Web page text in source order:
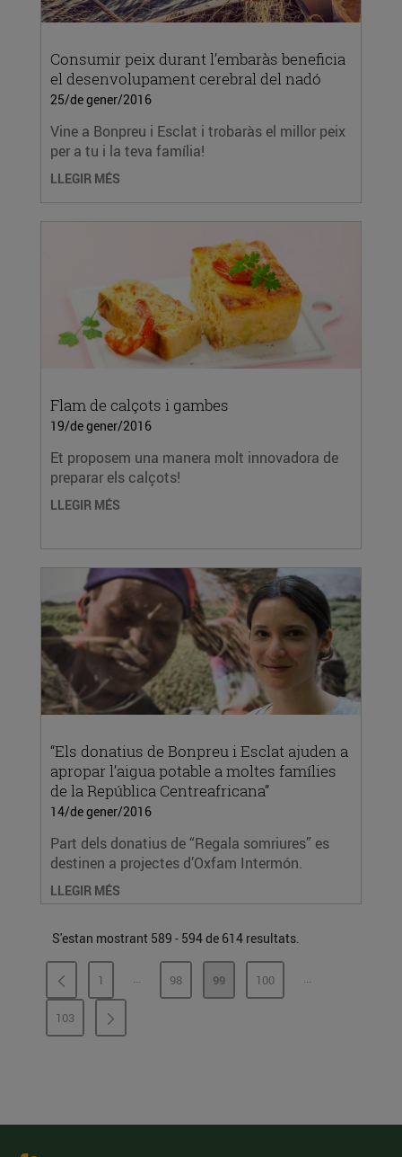
Consumir peix durant l’embaràs beneficia
el desenvolupament cerebral del nadó
25/de gener/2016
Vine a Bonpreu i Esclat i trobaràs el millor peix
per a tu i la teva família!
LLEGIR MÉS
Flam de calçots i gambes
19/de gener/2016
Et proposem una manera molt innovadora de
preparar els calçots!
LLEGIR MÉS
“Els donatius de Bonpreu i Esclat ajuden a
apropar l’aigua potable a moltes famílies
de la República Centreafricana”
14/de gener/2016
Part dels donatius de “Regala somriures” es
destinen a projectes d’Oxfam Intermón.
LLEGIR MÉS
S'estan mostrant 589 - 594 de 614 resultats.
PÀGINA
1 ...PÀGINES INTERMÈDIES
PÀGINA
98 PÀGINA
99 PÀGINA
100 ...PÀGINES
PÀGINA
103